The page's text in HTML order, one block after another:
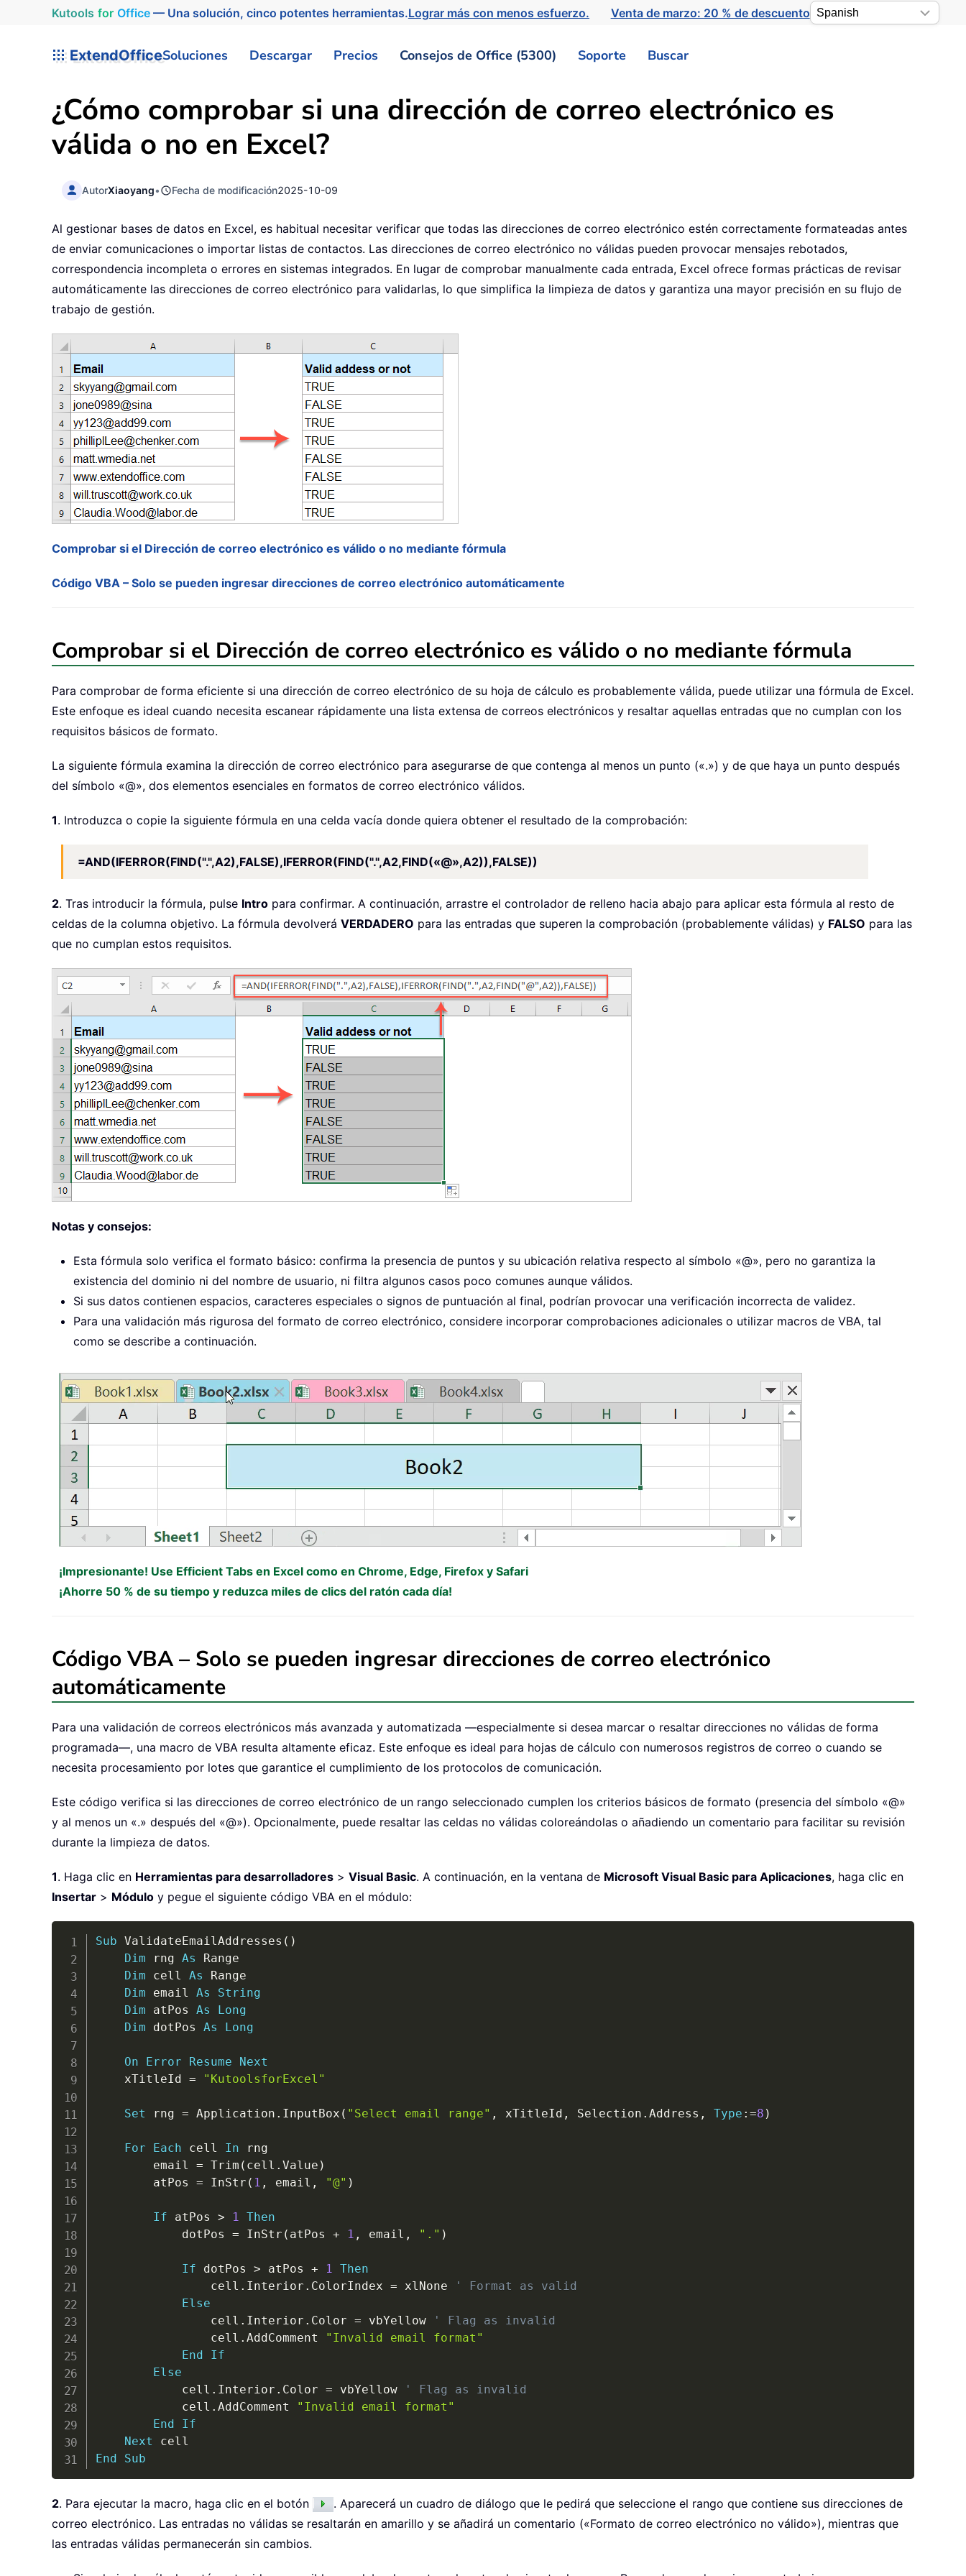
Kutools for Office— Una solución, cinco potentes herramientas.Lograr más con menos esfuerzo. Venta de marzo: 20 % de descuento
ExtendOfficeSoluciones Descargar Precios Consejos de Office (5300) Soporte Buscar
¿Cómo comprobar si una dirección de correo electrónico es
válida o no en Excel?
AutorXiaoyang• Fecha de modificación2025-10-09
Al gestionar bases de datos en Excel, es habitual necesitar verificar que todas las direcciones de correo electrónico estén correctamente formateadas antes
de enviar comunicaciones o importar listas de contactos. Las direcciones de correo electrónico no válidas pueden provocar mensajes rebotados,
correspondencia incompleta o errores en sistemas integrados. En lugar de comprobar manualmente cada entrada, Excel ofrece formas prácticas de revisar
automáticamente las direcciones de correo electrónico para validarlas, lo que simplifica la limpieza de datos y garantiza una mayor precisión en su flujo de
trabajo de gestión.
Comprobar si el Dirección de correo electrónico es válido o no mediante fórmula
Código VBA – Solo se pueden ingresar direcciones de correo electrónico automáticamente
Comprobar si el Dirección de correo electrónico es válido o no mediante fórmula
Para comprobar de forma eficiente si una dirección de correo electrónico de su hoja de cálculo es probablemente válida, puede utilizar una fórmula de Excel.
Este enfoque es ideal cuando necesita escanear rápidamente una lista extensa de correos electrónicos y resaltar aquellas entradas que no cumplan con los
requisitos básicos de formato.
La siguiente fórmula examina la dirección de correo electrónico para asegurarse de que contenga al menos un punto («.») y de que haya un punto después
del símbolo «@», dos elementos esenciales en formatos de correo electrónico válidos.
1. Introduzca o copie la siguiente fórmula en una celda vacía donde quiera obtener el resultado de la comprobación:
=AND(IFERROR(FIND(".",A2),FALSE),IFERROR(FIND(".",A2,FIND(«@»,A2)),FALSE))
2. Tras introducir la fórmula, pulse Intro para confirmar. A continuación, arrastre el controlador de relleno hacia abajo para aplicar esta fórmula al resto de
celdas de la columna objetivo. La fórmula devolverá VERDADERO para las entradas que superen la comprobación (probablemente válidas) y FALSO para las
que no cumplan estos requisitos.
Notas y consejos:
Esta fórmula solo verifica el formato básico: confirma la presencia de puntos y su ubicación relativa respecto al símbolo «@», pero no garantiza la
existencia del dominio ni del nombre de usuario, ni filtra algunos casos poco comunes aunque válidos.
Si sus datos contienen espacios, caracteres especiales o signos de puntuación al final, podrían provocar una verificación incorrecta de validez.
Para una validación más rigurosa del formato de correo electrónico, considere incorporar comprobaciones adicionales o utilizar macros de VBA, tal
como se describe a continuación.
¡Impresionante! Use Efficient Tabs en Excel como en Chrome, Edge, Firefox y Safari
¡Ahorre 50 % de su tiempo y reduzca miles de clics del ratón cada día!
Código VBA – Solo se pueden ingresar direcciones de correo electrónico
automáticamente
Para una validación de correos electrónicos más avanzada y automatizada —especialmente si desea marcar o resaltar direcciones no válidas de forma
programada—, una macro de VBA resulta altamente eficaz. Este enfoque es ideal para hojas de cálculo con numerosos registros de correo o cuando se
necesita procesamiento por lotes que garantice el cumplimiento de los protocolos de comunicación.
Este código verifica si las direcciones de correo electrónico de un rango seleccionado cumplen los criterios básicos de formato (presencia del símbolo «@»
y al menos un «.» después del «@»). Opcionalmente, puede resaltar las celdas no válidas coloreándolas o añadiendo un comentario para facilitar su revisión
durante la limpieza de datos.
1. Haga clic en Herramientas para desarrolladores > Visual Basic. A continuación, en la ventana de Microsoft Visual Basic para Aplicaciones, haga clic en
Insertar > Módulo y pegue el siguiente código VBA en el módulo:
Sub ValidateEmailAddresses ( )
Dim rng As Range
Dim cell As Range
Dim email As
String
Dim atPos As
Long
Dim dotPos As Long
On Error Resume
Next
    xTitleId
= "KutoolsforExcel"
Set rng = Application . InputBox ( "Select email range" , xTitleId , Selection . Address , Type : =8 )
For Each cell In rng
        email
= Trim ( cell . Value )
        atPos
= InStr ( 1 , email , "@" )
If atPos > 1 Then
            dotPos
= InStr ( atPos + 1 , email , "." )
If dotPos > atPos + 1 Then
                cell
. Interior . ColorIndex = xlNone
' Format as valid
Else
                cell
. Interior . Color = vbYellow
' Flag as invalid
                cell
. AddComment
"Invalid email format"
End
If
Else
            cell
. Interior . Color = vbYellow
' Flag as invalid
            cell
. AddComment
"Invalid email format"
End
If
Next
End
Sub
2. Para ejecutar la macro, haga clic en el botón
. Aparecerá un cuadro de diálogo que le pedirá que seleccione el rango que contiene sus direcciones de
correo electrónico. Las entradas no válidas se resaltarán en amarillo y se añadirá un comentario («Formato de correo electrónico no válido»), mientras que
las entradas válidas permanecerán sin cambios.